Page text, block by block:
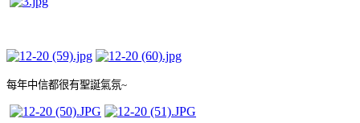
每年中信都很有聖誕氣氛~